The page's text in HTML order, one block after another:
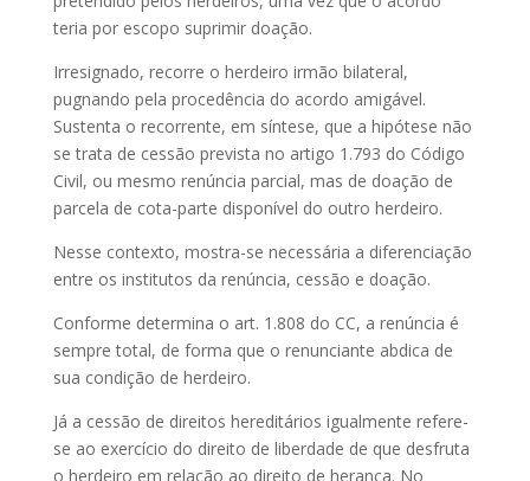
teria por escopo suprimir doação.
Irresignado, recorre o herdeiro irmão bilateral,
pugnando pela procedência do acordo amigável.
Sustenta o recorrente, em síntese, que a hipótese não
se trata de cessão prevista no artigo 1.793 do Código
Civil, ou mesmo renúncia parcial, mas de doação de
parcela de cota-parte disponível do outro herdeiro.
Nesse contexto, mostra-se necessária a diferenciação
entre os institutos da renúncia, cessão e doação.
Conforme determina o art. 1.808 do CC, a renúncia é
sempre total, de forma que o renunciante abdica de
sua condição de herdeiro.
Já a cessão de direitos hereditários igualmente refere-
se ao exercício do direito de liberdade de que desfruta
o herdeiro em relação ao direito de herança. No